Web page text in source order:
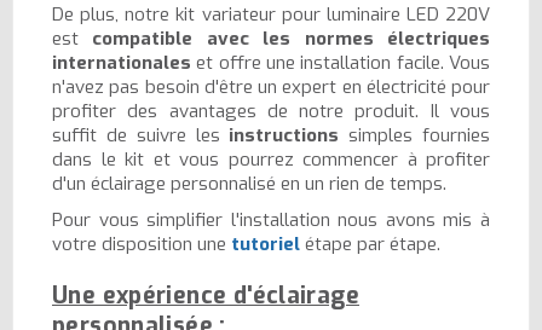
De plus, notre kit variateur pour luminaire LED 220V
est compatible avec les normes électriques
internationales et offre une installation facile. Vous
n'avez pas besoin d'être un expert en électricité pour
profiter des avantages de notre produit. Il vous
suffit de suivre les instructions simples fournies
dans le kit et vous pourrez commencer à profiter
d'un éclairage personnalisé en un rien de temps.
Pour vous simplifier l'installation nous avons mis à
votre disposition une tutoriel étape par étape.
Une expérience d'éclairage